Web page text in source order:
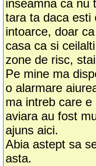
inseamna ca nu
tara ta daca esti
intoarce, doar
casa ca si
zone de risc,
Pe mine ma
o alarmare
ma intreb care
aviara au fost
ajuns aici.
Abia astept sa
asta.